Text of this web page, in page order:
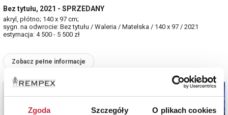
Zgoda Szczegóły O plikach cookies
Bez tytułu, 2021 - SPRZEDANY
akryl, płótno; 140 x 97 cm;
sygn. na odwrocie: Bez tytułu / Waleria / Matelska / 140 x 97 / 2021
estymacja: 4 500 - 5 500 zł
Zobacz pełne informacje